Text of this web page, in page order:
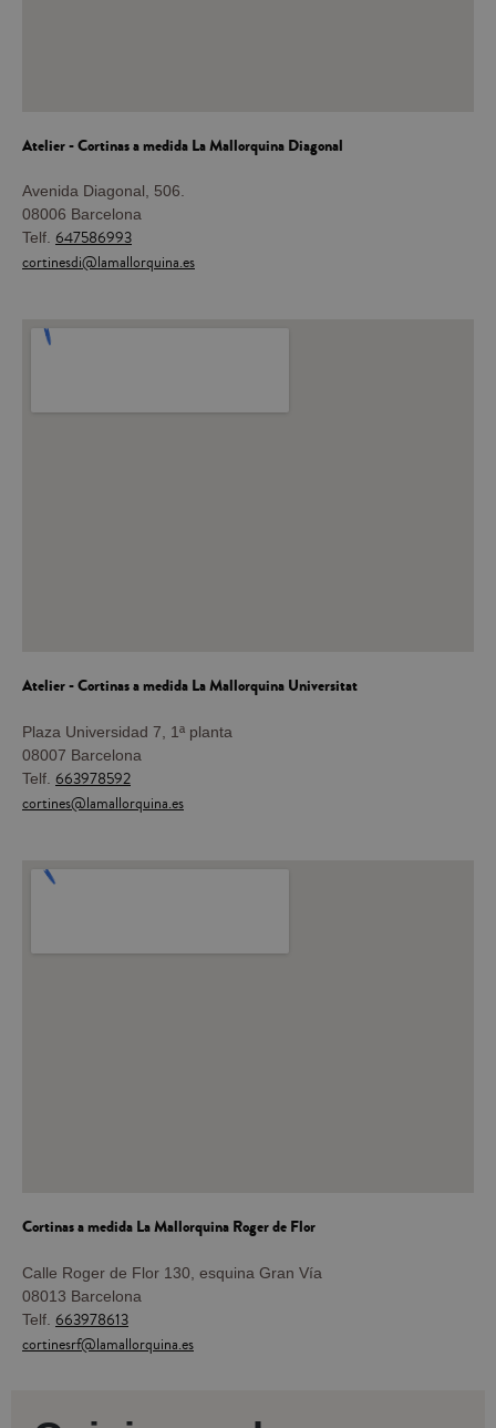
Atelier - Cortinas a medida La Mallorquina Diagonal
Avenida Diagonal, 506.
08006 Barcelona
Telf. 647586993
cortinesdi@lamallorquina.es
Atelier - Cortinas a medidaLa Mallorquina Universitat
Plaza Universidad 7, 1ª planta
08007 Barcelona
Telf. 663978592
cortines@lamallorquina.es
Cortinas a medidaLa Mallorquina Roger de Flor
Calle Roger de Flor 130, esquina Gran Vía
08013 Barcelona
Telf. 663978613
cortinesrf@lamallorquina.es